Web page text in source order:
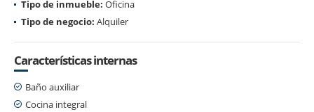
Tipo de inmueble: Oficina
Tipo de negocio: Alquiler
Características internas
Baño auxiliar
Cocina integral